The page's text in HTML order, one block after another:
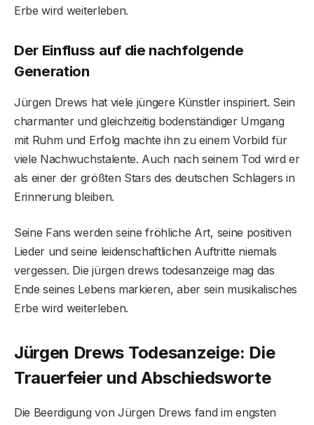
Erbe wird weiterleben.
Der Einfluss auf die nachfolgende
Generation
Jürgen Drews hat viele jüngere Künstler inspiriert. Sein
charmanter und gleichzeitig bodenständiger Umgang
mit Ruhm und Erfolg machte ihn zu einem Vorbild für
viele Nachwuchstalente. Auch nach seinem Tod wird er
als einer der größten Stars des deutschen Schlagers in
Erinnerung bleiben.
Seine Fans werden seine fröhliche Art, seine positiven
Lieder und seine leidenschaftlichen Auftritte niemals
vergessen. Die jürgen drews todesanzeige mag das
Ende seines Lebens markieren, aber sein musikalisches
Erbe wird weiterleben.
Jürgen Drews Todesanzeige: Die
Trauerfeier und Abschiedsworte
Die Beerdigung von Jürgen Drews fand im engsten